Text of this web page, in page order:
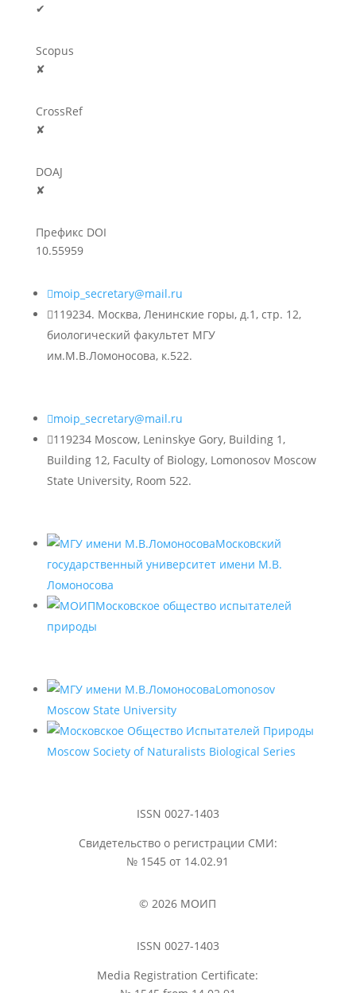
✔
Scopus
✘
CrossRef
✘
DOAJ
✘
Префикс DOI
10.55959
moip_secretary@mail.ru
119234. Москва, Ленинские горы, д.1, стр. 12,
биологический факультет МГУ
им.М.В.Ломоносова, к.522.
moip_secretary@mail.ru
119234 Moscow, Leninskye Gory, Building 1,
Building 12, Faculty of Biology, Lomonosov Moscow
State University, Room 522.
Московский
государственный университет имени М.В.
Ломоносова
Московское общество испытателей
природы
Lomonosov
Moscow State University
Moscow Society of Naturalists Biological Series
ISSN 0027-1403
Свидетельство о регистрации СМИ:
№ 1545 от 14.02.91
© 2026 МОИП
ISSN 0027-1403
Media Registration Certificate: